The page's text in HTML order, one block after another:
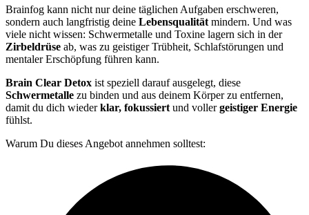
Brainfog kann nicht nur deine täglichen Aufgaben erschweren,
sondern auch langfristig deine Lebensqualität mindern. Und was
viele nicht wissen: Schwermetalle und Toxine lagern sich in der
Zirbeldrüse ab, was zu geistiger Trübheit, Schlafstörungen und
mentaler Erschöpfung führen kann.
Brain Clear Detox ist speziell darauf ausgelegt, diese
Schwermetalle zu binden und aus deinem Körper zu entfernen,
damit du dich wiederklar, fokussiert und vollergeistiger Energie
fühlst.
Warum Du dieses Angebot annehmen solltest: